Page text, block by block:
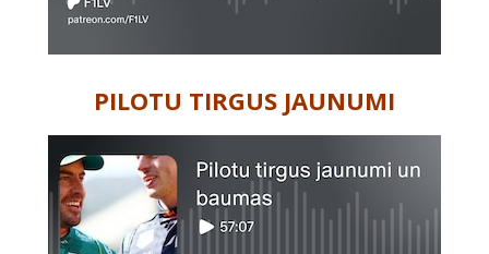
PILOTU TIRGUS JAUNUMI